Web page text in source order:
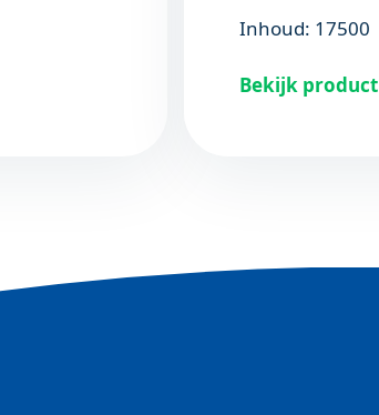
Inhoud: 17500
Bekijk product